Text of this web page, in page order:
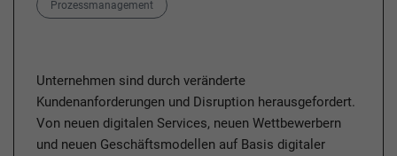
Prozessmanagement
Unternehmen sind durch veränderte
Kundenanforderungen und Disruption herausgefordert.
Von neuen digitalen Services, neuen Wettbewerbern
und neuen Geschäftsmodellen auf Basis digitaler